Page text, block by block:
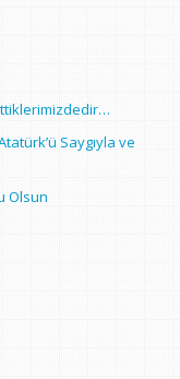
Saygıyla ve
Olsun